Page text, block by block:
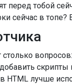
перед тобой
сейчас в
HTML лучше